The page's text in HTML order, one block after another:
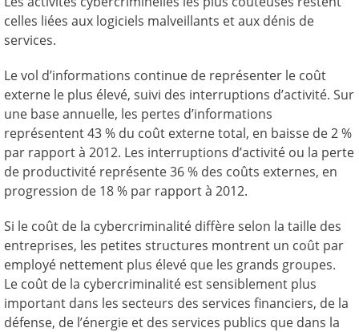
celles liées aux logiciels malveillants et aux dénis de
services.
Le vol d’informations continue de représenter le coût
externe le plus élevé, suivi des interruptions d’activité. Sur
une base annuelle, les pertes d’informations
représentent 43 % du coût externe total, en baisse de 2 %
par rapport à 2012. Les interruptions d’activité ou la perte
de productivité représente 36 % des coûts externes, en
progression de 18 % par rapport à 2012.
Si le coût de la cybercriminalité diffère selon la taille des
entreprises, les petites structures montrent un coût par
employé nettement plus élevé que les grands groupes.
Le coût de la cybercriminalité est sensiblement plus
important dans les secteurs des services financiers, de la
défense, de l’énergie et des services publics que dans la